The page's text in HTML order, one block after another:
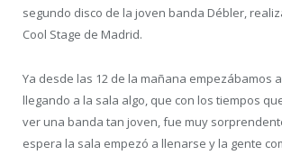
segundo disco de la joven banda Débler,
Cool Stage de Madrid.
Ya desde las 12 de la mañana empezábamos
llegando a la sala algo, que con los tiempos
ver una banda tan joven, fue muy
espera la sala empezó a llenarse y la gente